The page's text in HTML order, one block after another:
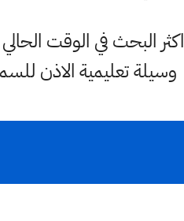
اكثر البحث في الوقت
وسيلة تعليمية الاذن